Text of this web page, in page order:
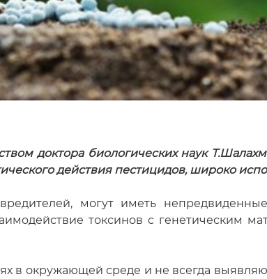
доктора биологических наук
действия пестицидов, широко
могут иметь
токсинов с генетическим
в окружающей среде и не всегда